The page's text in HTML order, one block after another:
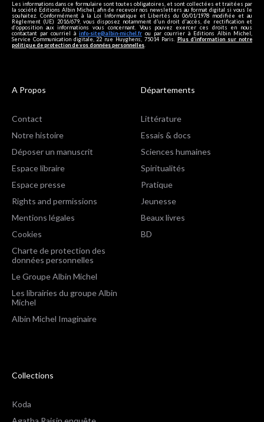
Les informations dans ce formulaire sont toutes obligatoires, et sont collectées et traitées par
la société Editions Albin Michel, afin de recevoir nos newsletters au format digital si vous le
souhaitez. Conformément à la Loi Informatique et Libertés du 06/01/1978 modifiée et au
Règlement (UE) 2016/679, vous disposez notamment d'un droit d'accès, de rectification et
d’opposition aux informations vous concernant. Vous pouvez exercer ces droits en nous
contactant par courriel à info-site@albin-michel.fr ou par courrier à Editions Albin Michel,
Service Communication digitale, 22 rue Huyghens, 75014 Paris. Plus d’information sur notre
politique de protection de vos données personnelles
A Propos
Contact
Notre histoire
Déposer un manuscrit
Espace libraire
Espace presse
Rights and permissions
Mentions légales
Cookies
Charte de protection des
données personnelles
Le Groupe Albin Michel
Les librairies du groupe Albin
Michel
Albin Michel Imaginaire
Départements
Littérature
Essais & docs
Sciences humaines
Spiritualités
Pratique
Jeunesse
Beaux livres
BD
Collections
Koda